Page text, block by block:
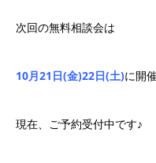
次回の無料相談会は
10月21日(金)22日(土)に開
現在、ご予約受付中です♪